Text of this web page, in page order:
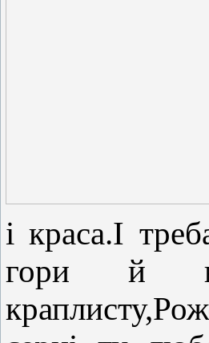
і краса.І
гори й